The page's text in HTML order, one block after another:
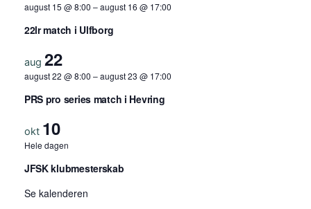
august 15 @ 8:00 –august 16 @ 17:00
22lr match i Ulfborg
aug 22
august 22 @ 8:00 –august 23 @ 17:00
PRS pro series match i Hevring
okt 10
Hele dagen
JFSK klubmesterskab
Se kalenderen